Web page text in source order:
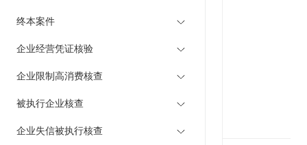
终本案件
企业经营凭证核验
企业限制高消费核查
被执行企业核查
企业失信被执行核查